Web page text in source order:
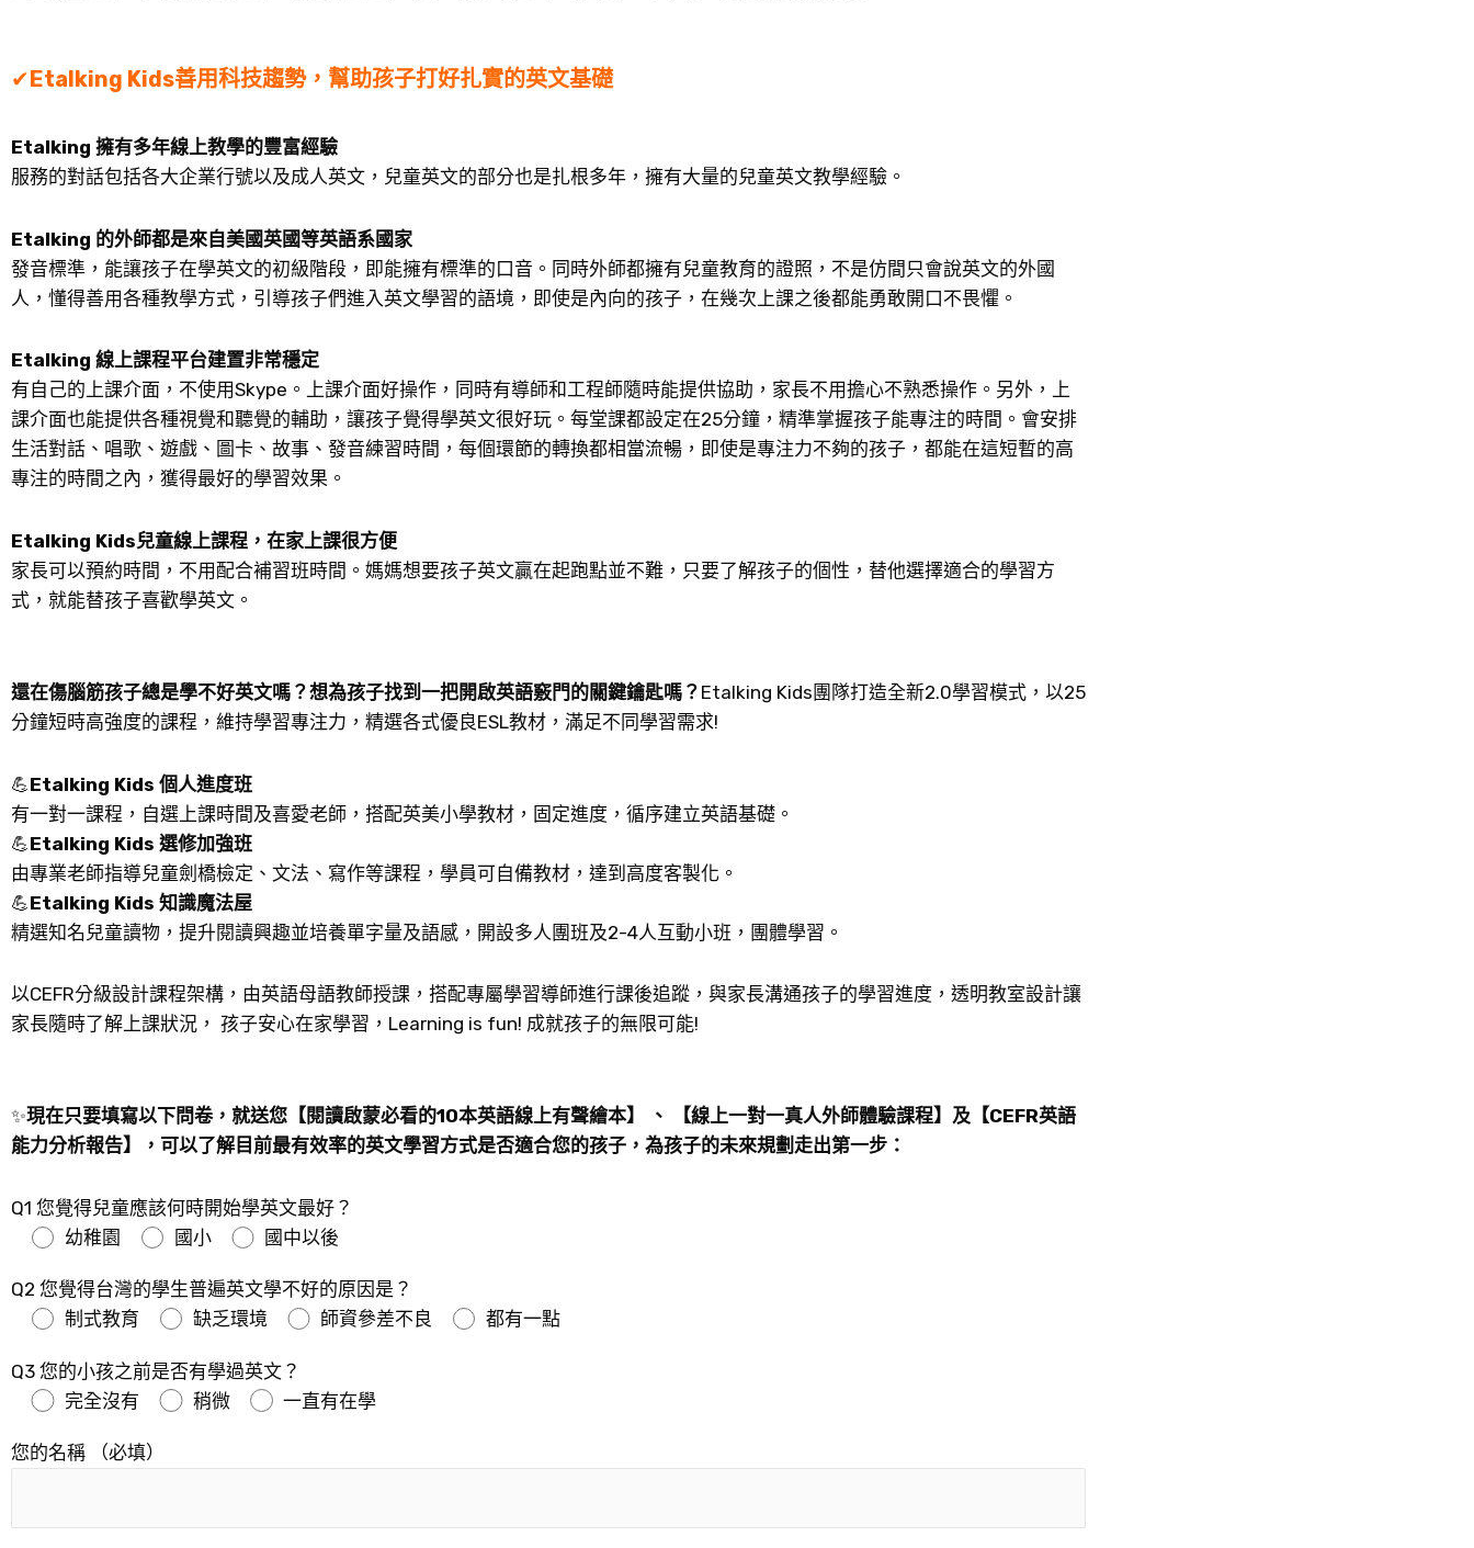
✔Etalking Kids善用科技趨勢，幫助孩子打好扎實的英文基礎
Etalking 擁有多年線上教學的豐富經驗
服務的對話包括各大企業行號以及成人英文，兒童英文的部分也是扎根多年，擁有大量的兒童英文教學經驗。
Etalking 的外師都是來自美國英國等英語系國家
發音標準，能讓孩子在學英文的初級階段，即能擁有標準的口音。同時外師都擁有兒童教育的證照，不是仿間只會說英文的外國
人，懂得善用各種教學方式，引導孩子們進入英文學習的語境，即使是內向的孩子，在幾次上課之後都能勇敢開口不畏懼。
Etalking 線上課程平台建置非常穩定
有自己的上課介面，不使用Skype。上課介面好操作，同時有導師和工程師隨時能提供協助，家長不用擔心不熟悉操作。另外，上
課介面也能提供各種視覺和聽覺的輔助，讓孩子覺得學英文很好玩。每堂課都設定在25分鐘，精準掌握孩子能專注的時間。會安排
生活對話、唱歌、遊戲、圖卡、故事、發音練習時間，每個環節的轉換都相當流暢，即使是專注力不夠的孩子，都能在這短暫的高
專注的時間之內，獲得最好的學習效果。
Etalking Kids兒童線上課程，在家上課很方便
家長可以預約時間，不用配合補習班時間。媽媽想要孩子英文贏在起跑點並不難，只要了解孩子的個性，替他選擇適合的學習方
式，就能替孩子喜歡學英文。
還在傷腦筋孩子總是學不好英文嗎？想為孩子找到一把開啟英語竅門的關鍵鑰匙嗎？ Etalking Kids團隊打造全新2.0學習模式，以25
分鐘短時高強度的課程，維持學習專注力，精選各式優良ESL教材，滿足不同學習需求!
💪Etalking Kids 個人進度班
有一對一課程，自選上課時間及喜愛老師，搭配英美小學教材，固定進度，循序建立英語基礎。
💪Etalking Kids 選修加強班
由專業老師指導兒童劍橋檢定、文法、寫作等課程，學員可自備教材，達到高度客製化。
💪Etalking Kids 知識魔法屋
精選知名兒童讀物，提升閱讀興趣並培養單字量及語感，開設多人團班及2-4人互動小班，團體學習。
以CEFR分級設計課程架構，由英語母語教師授課，搭配專屬學習導師進行課後追蹤，與家長溝通孩子的學習進度，透明教室設計讓
家長隨時了解上課狀況， 孩子安心在家學習，Learning is fun! 成就孩子的無限可能!
✨現在只要填寫以下問卷，就送您【閱讀啟蒙必看的10本英語線上有聲繪本】 、
【線上一對一真人外師體驗課程】及【CEFR英語
能力分析報告】，可以了解目前最有效率的英文學習方式是否適合您的孩子，為孩子的未來規劃走出第一步：
Q1 您覺得兒童應該何時開始學英文最好？
幼稚園
國小 國中以後
Q2 您覺得台灣的學生普遍英文學不好的原因是？
制式教育
缺乏環境 師資參差不良 都有一點
Q3 您的小孩之前是否有學過英文？
完全沒有
稍微 一直有在學
您的名稱 （必填）